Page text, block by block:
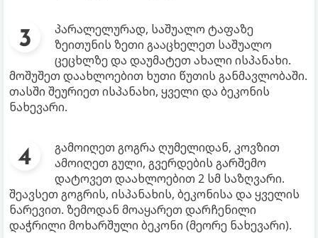
პარალელურად, საშუალო ტაფაზე
ზეითუნის ზეთი გააცხელეთ საშუალო
ცეცხლზე და დაუმატეთ ახალი ისპანახი.
მოშუშეთ დაახლოებით ხუთი წუთის განმავლობაში.
თასში შეურიეთ ისპანახი, ყველი და ბეკონის
ნახევარი.
გამოიღეთ გოგრა ღუმელიდან, კოვზით
ამოიღეთ გული, გვერდების გარშემო
დატოვეთ დაახლოებით 2 სმ საზღვარი.
შეავსეთ გოგრის, ისპანახის, ბეკონისა და ყველის
ნარევით. ზემოდან მოაყარეთ დარჩენილი
დაჭრილი მოხარშული ბეკონი (მეორე ნახევარი).